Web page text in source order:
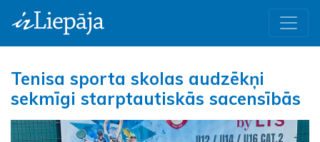
Tenisa sporta skolas audzēkņi
sekmīgi starptautiskās sacensībās